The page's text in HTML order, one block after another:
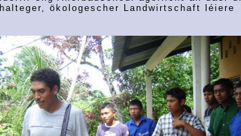
ökologescher Landwirtschaft léiere